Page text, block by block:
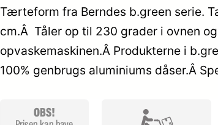
ud af 5
baseret
kundebed
ømmelse
Tærteform fra Berndes b.green serie.
cm.Â Tåler op til 230 grader i ovnen
opvaskemaskinen.Â Produkterne i
100% genbrugs aluminiums dåser.Â